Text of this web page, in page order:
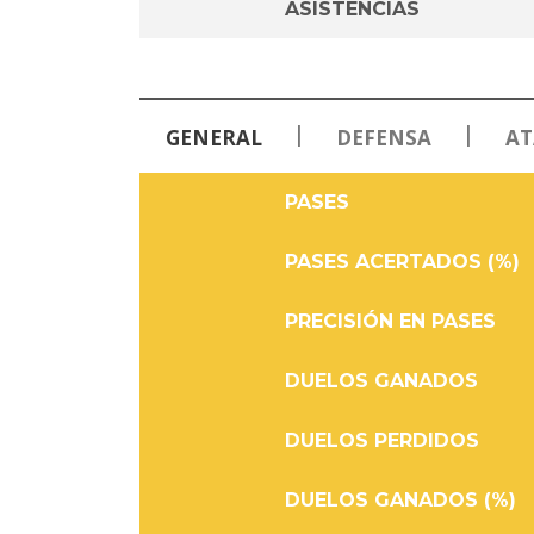
ASISTENCIAS
GENERAL | DEFENSA |
PASES
PASES ACERTADOS (%)
PRECISIÓN EN PASES
DUELOS GANADOS
DUELOS PERDIDOS
DUELOS GANADOS (%)